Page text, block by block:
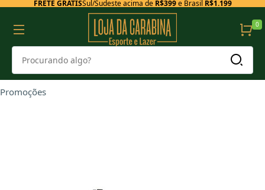
FRETE GRÁTISSul/Sudeste acima de R$399e Brasil R$1.199
0
Promoções